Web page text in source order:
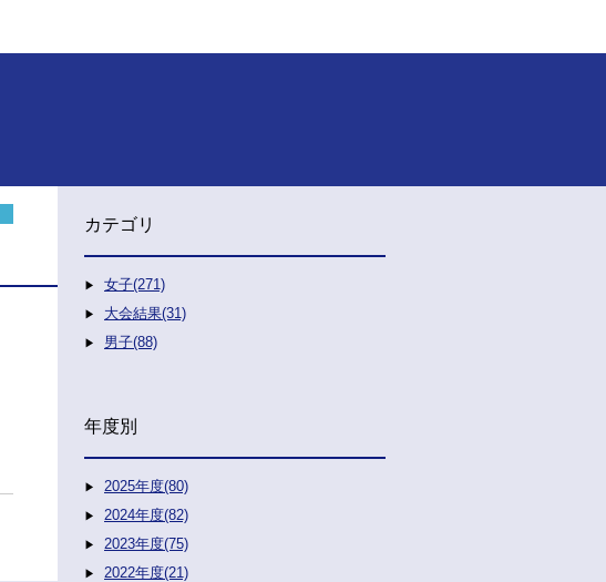
カテゴリ
女子(271)
大会結果(31)
男子(88)
年度別
2025年度(80)
2024年度(82)
2023年度(75)
2022年度(21)